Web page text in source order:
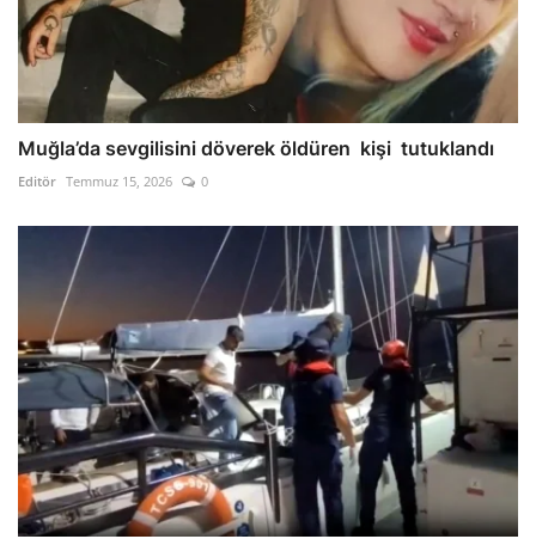
Muğla’da sevgilisini döverek öldüren kişi tutuklandı
Editör Temmuz 15, 2026 0